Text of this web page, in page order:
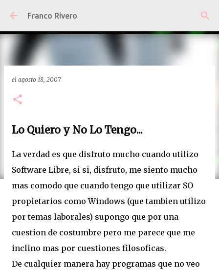
Ir al contenido principal
Franco Rivero
el agosto 18, 2007
Lo Quiero y No Lo Tengo...
La verdad es que disfruto mucho cuando utilizo
Software Libre, si si, disfruto, me siento mucho
mas comodo que cuando tengo que utilizar SO
propietarios como Windows (que tambien utilizo
por temas laborales) supongo que por una
cuestion de costumbre pero me parece que me
inclino mas por cuestiones filosoficas.
De cualquier manera hay programas que no veo